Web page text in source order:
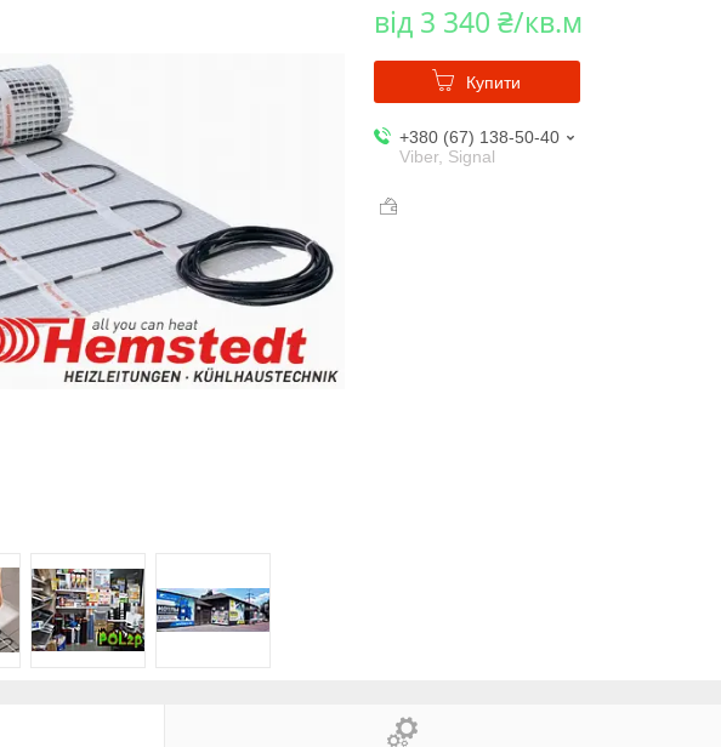
від 3 340 ₴/кв.м
Купити
+380 (67) 138-50-40
Viber, Signal